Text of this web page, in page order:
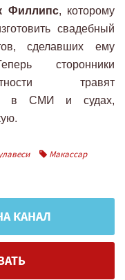
Филлипс, которому
свадебный
сделавших ему
сторонники
травят
в СМИ и судах,
Макассар
КАНАЛ